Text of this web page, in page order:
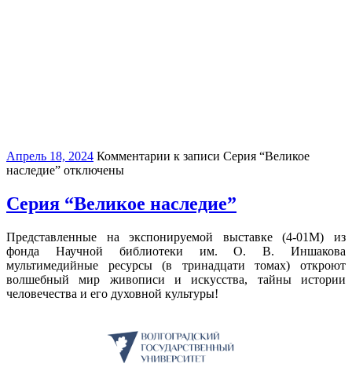
Апрель 18, 2024 Комментарии к записи Серия “Великое
наследие” отключены
Серия “Великое наследие”
Представленные на экспонируемой выставке (4-01М) из
фонда Научной библиотеки им. О. В. Иншакова
мультимедийные ресурсы (в тринадцати томах) откроют
волшебный мир живописи и искусства, тайны истории
человечества и его духовной культуры!